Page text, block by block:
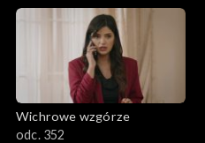
Wichrowe wzgórze
odc. 352